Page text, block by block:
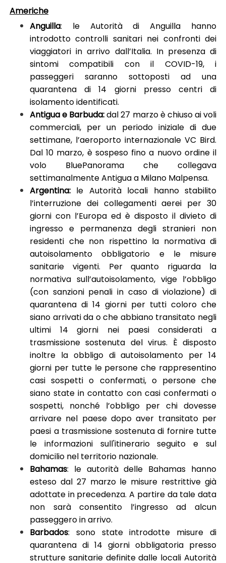
Americhe
Anguilla: le Autorità di Anguilla hanno
introdotto controlli sanitari nei confronti dei
viaggiatori in arrivo dall’Italia. In presenza di
sintomi compatibili con il COVID-19, i
passeggeri saranno sottoposti ad una
quarantena di 14 giorni presso centri di
isolamento identificati.
Antigua e Barbuda:dal 27 marzo è chiuso ai voli
commerciali, per un periodo iniziale di due
settimane, l’aeroporto internazionale VC Bird.
Dal 10 marzo, è sospeso fino a nuovo ordine il
volo BluePanorama che collegava
settimanalmente Antigua a Milano Malpensa.
Argentina: le Autorità locali hanno stabilito
l’interruzione dei collegamenti aerei per 30
giorni con l’Europa ed è disposto il divieto di
ingresso e permanenza degli stranieri non
residenti che non rispettino la normativa di
autoisolamento obbligatorio e le misure
sanitarie vigenti. Per quanto riguarda la
normativa sull’autoisolamento, vige l’obbligo
(con sanzioni penali in caso di violazione) di
quarantena di 14 giorni per tutti coloro che
siano arrivati da o che abbiano transitato negli
ultimi 14 giorni nei paesi considerati a
trasmissione sostenuta del virus. È disposto
inoltre la obbligo di autoisolamento per 14
giorni per tutte le persone che rappresentino
casi sospetti o confermati, o persone che
siano state in contatto con casi confermati o
sospetti, nonché l’obbligo per chi dovesse
arrivare nel paese dopo aver transitato per
paesi a trasmissione sostenuta di fornire tutte
le informazioni sull'itinerario seguito e sul
domicilio nel territorio nazionale.
Bahamas: le autorità delle Bahamas hanno
esteso dal 27 marzo le misure restrittive già
adottate in precedenza. A partire da tale data
non sarà consentito l’ingresso ad alcun
passeggero in arrivo.
Barbados: sono state introdotte misure di
quarantena di 14 giorni obbligatoria presso
strutture sanitarie definite dalle locali Autorità